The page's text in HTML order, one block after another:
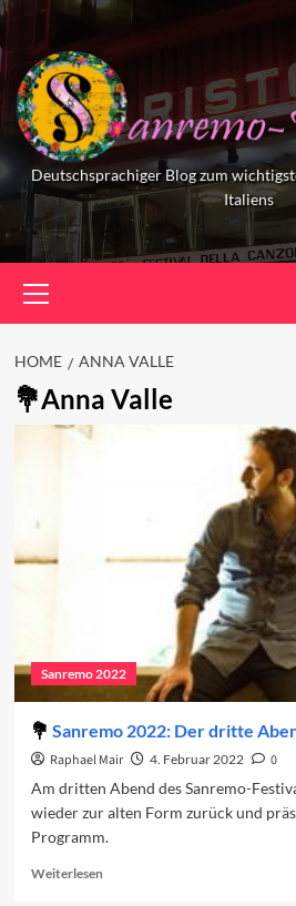
Skip
to
content
Deutschsprachiger Blog zum
Italiens
Menu
HOME ANNA VALLE
Anna Valle
Sanremo 2022
Sanremo 2022: Der dritte
Raphael Mair 4. Februar 2022
0
Am dritten Abend des Sanremo-
wieder zur alten Form zurück und
Programm.
WeiterlesenRead